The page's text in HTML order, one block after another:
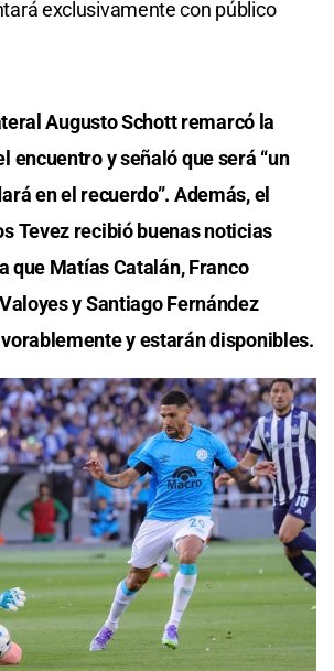
exclusivamente con público
Augusto Schott remarcó la
encuentro y señaló que será “un
en el recuerdo”. Además, el
Tevez recibió buenas noticias
que Matías Catalán, Franco
y Santiago Fernández
y estarán disponibles.